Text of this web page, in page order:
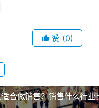
后打包发出。
里巴巴批发
和批发市场差不多，
货。最好找那些认证的
，以为越低越好，那些
赞 (0)
合做销售？销售什么行业